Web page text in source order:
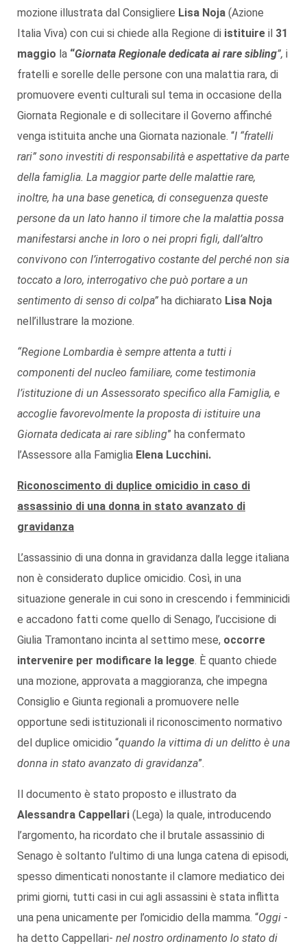
mozione illustrata dal Consigliere Lisa Noja (Azione
Italia Viva) con cui si chiede alla Regione di istituire il 31
maggio la “Giornata Regionale dedicata ai rare sibling”, i
fratelli e sorelle delle persone con una malattia rara, di
promuovere eventi culturali sul tema in occasione della
Giornata Regionale e di sollecitare il Governo affinché
venga istituita anche una Giornata nazionale. “I “fratelli
rari” sono investiti di responsabilità e aspettative da parte
della famiglia. La maggior parte delle malattie rare,
inoltre, ha una base genetica, di conseguenza queste
persone da un lato hanno il timore che la malattia possa
manifestarsi anche in loro o nei propri figli, dall’altro
convivono con l’interrogativo costante del perché non sia
toccato a loro, interrogativo che può portare a un
sentimento di senso di colpa” ha dichiarato Lisa Noja
nell’illustrare la mozione.
“Regione Lombardia è sempre attenta a tutti i
componenti del nucleo familiare, come testimonia
l’istituzione di un Assessorato specifico alla Famiglia, e
accoglie favorevolmente la proposta di istituire una
Giornata dedicata ai rare sibling” ha confermato
l’Assessore alla Famiglia Elena Lucchini.
Riconoscimento di duplice omicidio in caso di
assassinio di una donna in stato avanzato di
gravidanza
L’assassinio di una donna in gravidanza dalla legge italiana
non è considerato duplice omicidio. Così, in una
situazione generale in cui sono in crescendo i femminicidi
e accadono fatti come quello di Senago, l’uccisione di
Giulia Tramontano incinta al settimo mese, occorre
intervenire per modificare la legge. È quanto chiede
una mozione, approvata a maggioranza, che impegna
Consiglio e Giunta regionali a promuovere nelle
opportune sedi istituzionali il riconoscimento normativo
del duplice omicidio “quando la vittima di un delitto è una
donna in stato avanzato di gravidanza”.
Il documento è stato proposto e illustrato da
Alessandra Cappellari (Lega) la quale, introducendo
l’argomento, ha ricordato che il brutale assassinio di
Senago è soltanto l’ultimo di una lunga catena di episodi,
spesso dimenticati nonostante il clamore mediatico dei
primi giorni, tutti casi in cui agli assassini è stata inflitta
una pena unicamente per l’omicidio della mamma. “Oggi -
ha detto Cappellari- nel nostro ordinamento lo stato di